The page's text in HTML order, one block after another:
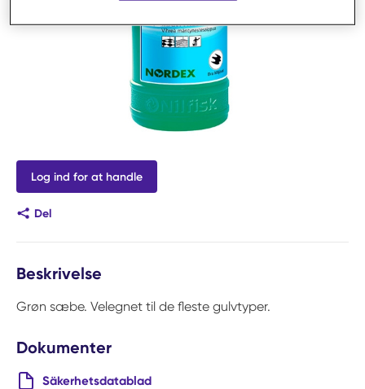
Log ind for at handle
Del
Beskrivelse
Grøn sæbe. Velegnet til de fleste gulvtyper.
Dokumenter
Säkerhetsdatablad